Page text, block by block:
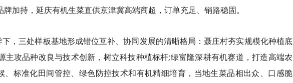
加持，延庆有机生菜直供京津冀高端商超，订单充足、销路稳固。
，三处样板基地形成错位互补、协同发展的清晰格局：聂庄村夯实规模化种植底
主攻品种改良与技术创新，树立科技种植标杆;绿富隆深耕有机赛道，打造高端农
、标准化田间管控、绿色防控技术和有机精细培育，当地生菜品相出众、口感脆